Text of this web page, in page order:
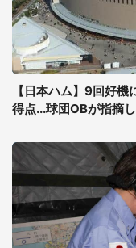
【日本ハム】9回好
得点...球団OBが指摘